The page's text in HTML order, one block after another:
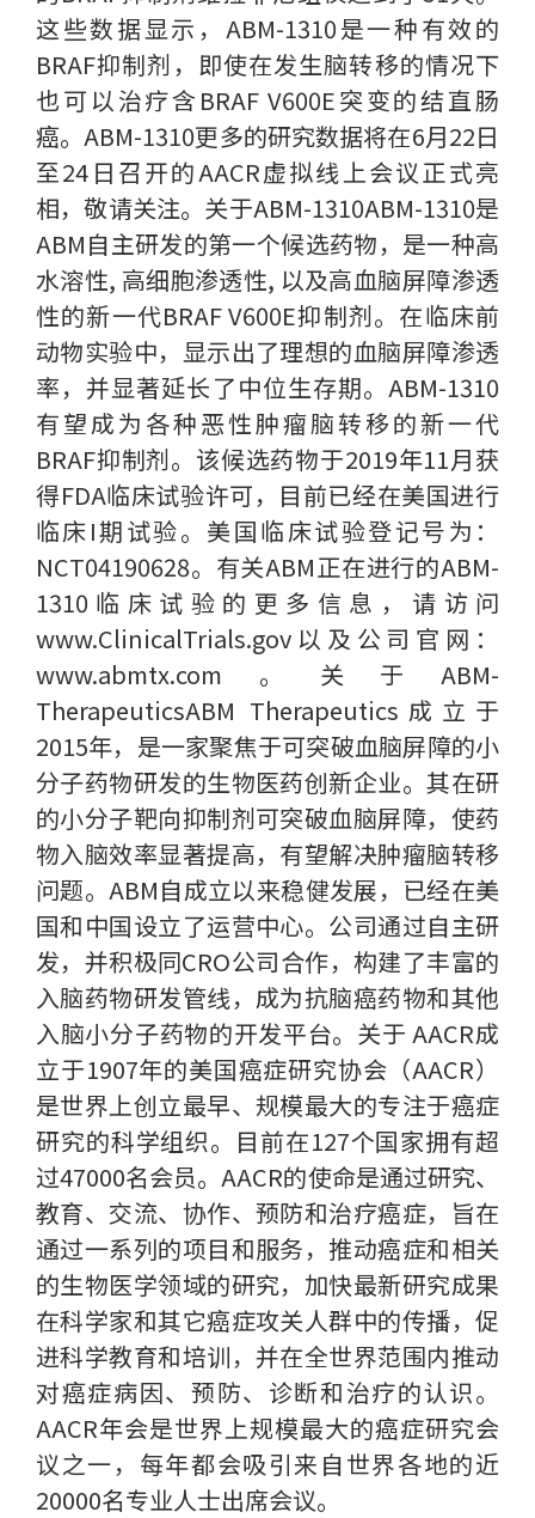
这些数据显示，ABM-1310是一种有效的
BRAF抑制剂，即使在发生脑转移的情况下
也可以治疗含BRAF V600E突变的结直肠
癌。ABM-1310更多的研究数据将在6月22日
至24日召开的AACR虚拟线上会议正式亮
相，敬请关注。关于ABM-1310ABM-1310是
ABM自主研发的第一个候选药物，是一种高
水溶性, 高细胞渗透性, 以及高血脑屏障渗透
性的新一代BRAF V600E抑制剂。在临床前
动物实验中，显示出了理想的血脑屏障渗透
率，并显著延长了中位生存期。ABM-1310
有望成为各种恶性肿瘤脑转移的新一代
BRAF抑制剂。该候选药物于2019年11月获
得FDA临床试验许可，目前已经在美国进行
临床I期试验。美国临床试验登记号为：
NCT04190628。有关ABM正在进行的ABM-
1310临床试验的更多信息，请访问
www.ClinicalTrials.gov以及公司官网：
www.abmtx.com。关于ABM-
TherapeuticsABM Therapeutics成立于
2015年，是一家聚焦于可突破血脑屏障的小
分子药物研发的生物医药创新企业。其在研
的小分子靶向抑制剂可突破血脑屏障，使药
物入脑效率显著提高，有望解决肿瘤脑转移
问题。ABM自成立以来稳健发展，已经在美
国和中国设立了运营中心。公司通过自主研
发，并积极同CRO公司合作，构建了丰富的
入脑药物研发管线，成为抗脑癌药物和其他
入脑小分子药物的开发平台。关于 AACR成
立于1907年的美国癌症研究协会（AACR）
是世界上创立最早、规模最大的专注于癌症
研究的科学组织。目前在127个国家拥有超
过47000名会员。AACR的使命是通过研究、
教育、交流、协作、预防和治疗癌症，旨在
通过一系列的项目和服务，推动癌症和相关
的生物医学领域的研究，加快最新研究成果
在科学家和其它癌症攻关人群中的传播，促
进科学教育和培训，并在全世界范围内推动
对癌症病因、预防、诊断和治疗的认识。
AACR年会是世界上规模最大的癌症研究会
议之一，每年都会吸引来自世界各地的近
20000名专业人士出席会议。